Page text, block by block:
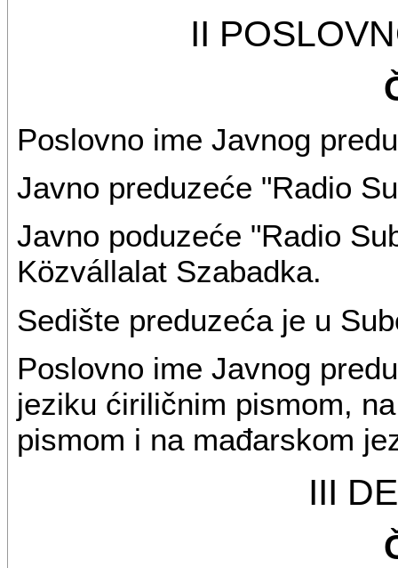
II
Poslovno ime Javnog
Javno preduzeće "Radio
Javno poduzeće "Radio
Közvállalat Szabadka.
Sedište preduzeća je u
Poslovno ime Javnog
jeziku ćiriličnim pismom,
pismom i na mađarskom
III